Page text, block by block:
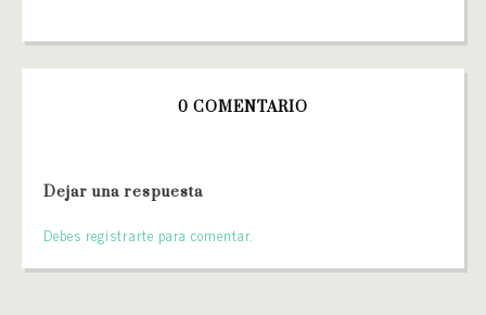
0 COMENTARIO
Dejar una respuesta
Debes registrarte para comentar.